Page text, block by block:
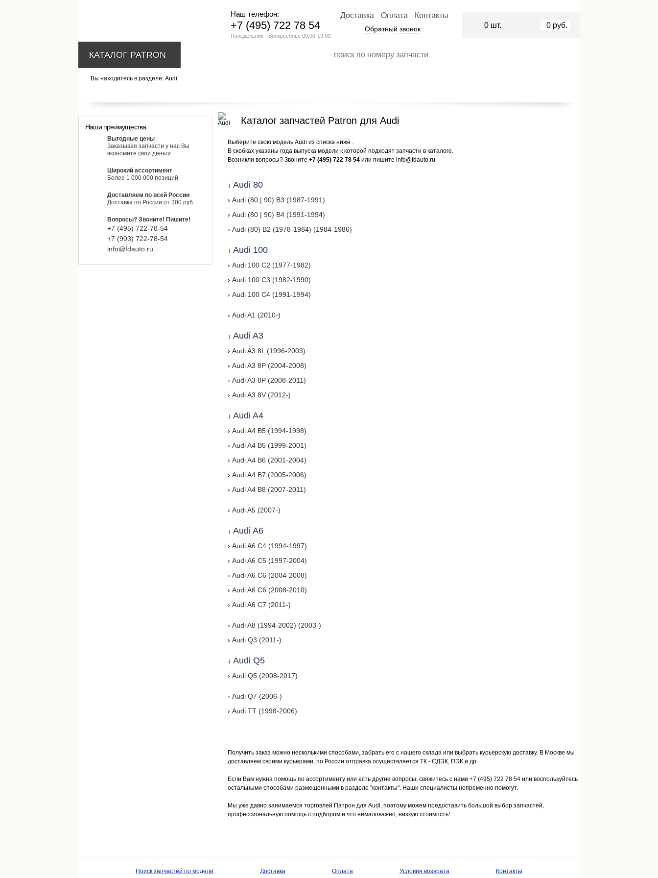
Вы находитесь в разделе: Audi
Каталог запчастей Patron для Audi
Выберите свою модель Audi из списка ниже .
В скобках указаны года выпуска модели к которой подходят запчасти в каталоге.
Возникли вопросы? Звоните +7 (495) 722 78 54 или пишите info@fdauto.ru
↓ Audi 80
› Audi (80 | 90) B3 (1987-1991)
› Audi (80 | 90) B4 (1991-1994)
› Audi (80) B2 (1978-1984) (1984-1986)
↓ Audi 100
› Audi 100 C2 (1977-1982)
› Audi 100 C3 (1982-1990)
› Audi 100 C4 (1991-1994)
› Audi A1 (2010-)
↓ Audi A3
› Audi A3 8L (1996-2003)
› Audi A3 8P (2004-2008)
› Audi A3 8P (2008-2011)
› Audi A3 8V (2012-)
↓ Audi A4
› Audi A4 B5 (1994-1998)
› Audi A4 B5 (1999-2001)
› Audi A4 B6 (2001-2004)
› Audi A4 B7 (2005-2006)
› Audi A4 B8 (2007-2011)
› Audi A5 (2007-)
↓ Audi A6
› Audi A6 C4 (1994-1997)
› Audi A6 C5 (1997-2004)
› Audi A6 C6 (2004-2008)
› Audi A6 C6 (2008-2010)
› Audi A6 C7 (2011-)
› Audi A8 (1994-2002) (2003-)
› Audi Q3 (2011-)
↓ Audi Q5
› Audi Q5 (2008-2017)
› Audi Q7 (2006-)
› Audi TT (1998-2006)
Получить заказ можно несколькими способами, забрать его с нашего склада или выбрать курьерскую доставку. В Москве мы
доставляем своими курьерами, по России отправка осуществляется ТК - СДЭК, ПЭК и др.
Если Вам нужна помощь по ассортименту или есть другие вопросы, свяжитесь с нами +7 (495) 722 78 54 или воспользуйтесь
остальными способами размещенными в разделе "контакты". Наши специалисты непременно помогут.
Мы уже давно занимаемся торговлей Патрон для Audi, поэтому можем предоставить большой выбор запчастей,
профессиональную помощь с подбором и что немаловажно, низкую стоимость!
Наши преимущества:
Выгодные цены
Заказывая запчасти у нас Вы
экономите свои деньги
Широкий ассортимент
Более 1 000 000 позиций
Доставляем по всей России
Доставка по России от 300 руб.
Вопросы? Звоните! Пишите!
+7 (495) 722-78-54
+7 (903) 722-78-54
info@fdauto.ru
Наш телефон:
+7 (495) 722 78 54
Понедельник - Воскресенье 09.00-19.00
Доставка Оплата Контакты
Обратный звонок 0 шт. 0 руб.
КАТАЛОГ PATRON
Поиск запчастей по модели Доставка Оплата Условия возврата Контакты